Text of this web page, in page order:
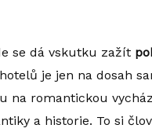
se dá vskutku zažít
je jen na dosah
na romantickou
a historie. To si